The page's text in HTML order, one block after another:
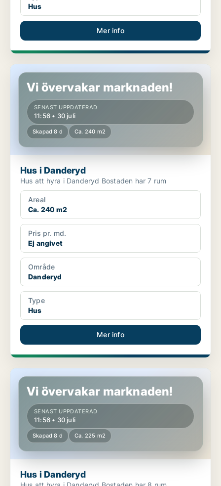
Hus
Mer info
Hus i Danderyd
Vi övervakar marknaden!
SENAST UPPDATERAD
11:56 • 30 juli
Skapad 8 d Ca. 240 m2
Hus i Danderyd
Hus att hyra i Danderyd Bostaden har 7 rum
Areal
Ca. 240 m2
Pris pr. md.
Ej angivet
Område
Danderyd
Type
Hus
Mer info
Hus i Danderyd
Vi övervakar marknaden!
SENAST UPPDATERAD
11:56 • 30 juli
Skapad 8 d Ca. 225 m2
Hus i Danderyd